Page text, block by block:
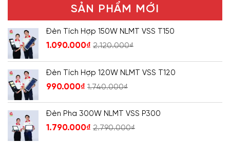
SẢN PHẨM MỚI
Đèn Tích Hợp 150W NLMT VSS T150
1.090.000₫ 2.120.000₫
Đèn Tích Hợp 120W NLMT VSS T120
990.000₫ 1.740.000₫
Đèn Pha 300W NLMT VSS P300
1.790.000₫ 2.790.000₫